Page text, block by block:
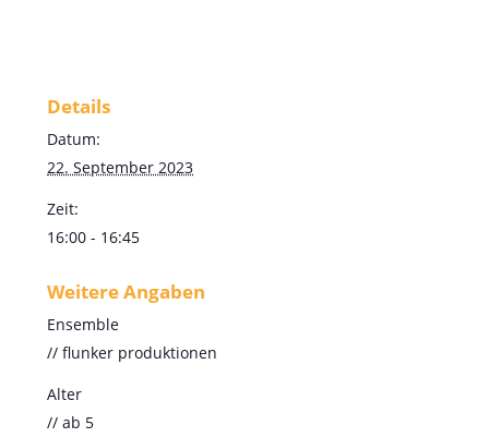
Details
Datum:
22. September 2023
Zeit:
16:00 - 16:45
Weitere Angaben
Ensemble
// flunker produktionen
Alter
// ab 5